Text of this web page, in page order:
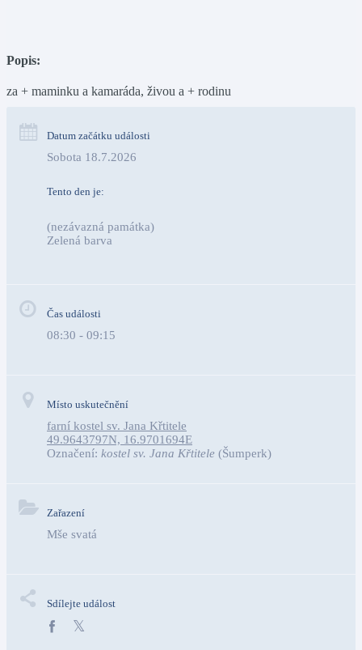
Popis:
za + maminku a kamaráda, živou a + rodinu
Datum začátku události
Sobota 18.7.2026
Tento den je:
(nezávazná památka)
Zelená barva
Čas události
08:30 - 09:15
Místo uskutečnění
farní kostel sv. Jana Křtitele
49.9643797N, 16.9701694E
Označení: kostel sv. Jana Křtitele (Šumperk)
Zařazení
Mše svatá
Sdílejte událost